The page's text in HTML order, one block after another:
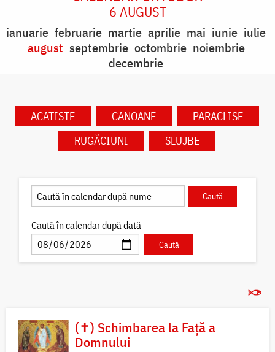
6 AUGUST
ianuarie februarie martie aprilie mai iunie iulie
august septembrie octombrie noiembrie
decembrie
ACATISTE CANOANE
PARACLISE
RUGĂCIUNI
SLUJBE
Caută în calendar după dată
(✝) Schimbarea la Față a
Domnului